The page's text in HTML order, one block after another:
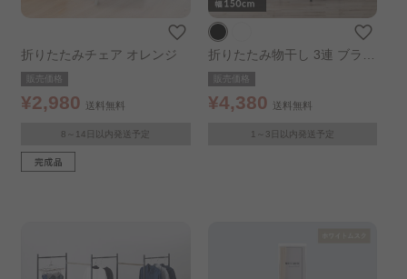
折りたたみチェア オレンジ
販売価格
¥2,980 送料無料
8～14日以内発送予定
折りたたみ物干し 3連 ブラッ
ク販売価格
¥4,380 送料無料
1～3日以内発送予定